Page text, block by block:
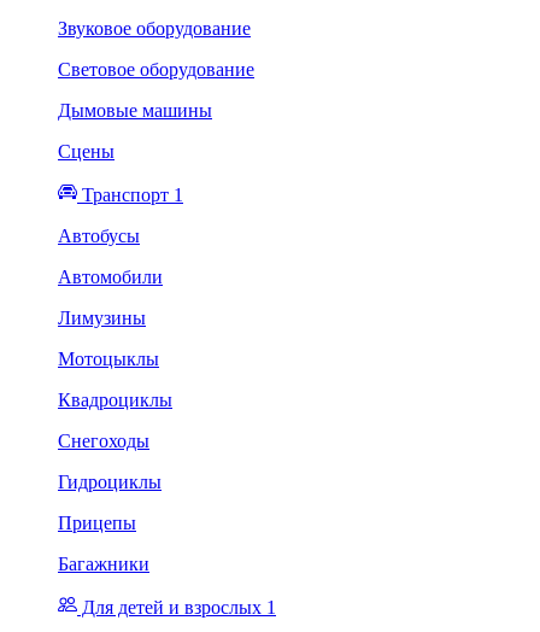
Звуковое оборудование
Световое оборудование
Дымовые машины
Сцены
Транспорт 1
Автобусы
Автомобили
Лимузины
Мотоцыклы
Квадроциклы
Снегоходы
Гидроциклы
Прицепы
Багажники
Для детей и взрослых 1